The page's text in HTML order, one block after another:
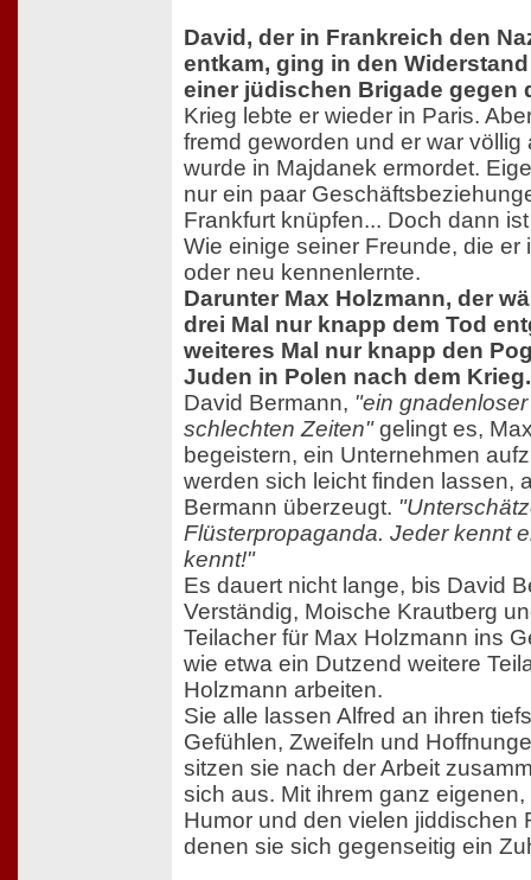
David, der in Frankreich den
entkam, ging in den
einer jüdischen Brigade gegen
Krieg lebte er wieder in Paris.
fremd geworden und er war völlig
wurde in Majdanek ermordet.
nur ein paar
Frankfurt knüpfen... Doch dann
Wie einige seiner Freunde, die er
oder neu kennenlernte.
Darunter Max Holzmann, der
drei Mal nur knapp dem Tod
weiteres Mal nur knapp den
Juden in Polen nach dem Krieg.
David Bermann, "ein
schlechten Zeiten"gelingt es,
begeistern, ein Unternehmen
werden sich leicht finden lassen,
Bermann überzeugt.
Flüsterpropaganda. Jeder kennt
kennt!"
Es dauert nicht lange, bis David
Verständig, Moische Krautberg
Teilacher für Max Holzmann ins
wie etwa ein Dutzend weitere
Holzmann arbeiten.
Sie alle lassen Alfred an ihren
Gefühlen, Zweifeln und
sitzen sie nach der Arbeit
sich aus. Mit ihrem ganz
Humor und den vielen jiddischen
denen sie sich gegenseitig ein